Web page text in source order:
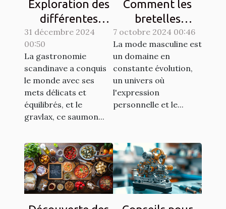
Exploration des
différentes
techniques de
gravlax avec
légumes racines
31 décembre 2024
00:50
La gastronomie
scandinave a conquis
le monde avec ses
mets délicats et
équilibrés, et le
gravlax, ce saumon...
Comment les
bretelles
redéfinissent
l'élégance
masculine
moderne
7 octobre 2024 00:46
La mode masculine est
un domaine en
constante évolution,
un univers où
l'expression
personnelle et le...